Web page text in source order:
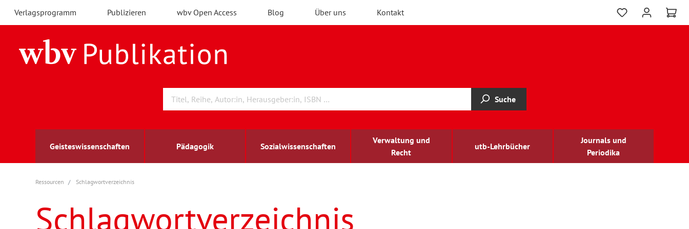
Verlagsprogramm Publizieren wbv Open Access Blog Über uns Kontakt
Suche
Geisteswissenschaften Pädagogik Sozialwissenschaften
Verwaltung und
Recht
utb-Lehrbücher
Journals und
Periodika
Archäologie
Berufs- und Wirtschaftspädagogik
Arbeitsmarktforschung
Außenwirtschaft
berufsbildung
Ressourcen Schlagwortverzeichnis
Schlagwortverzeichnis